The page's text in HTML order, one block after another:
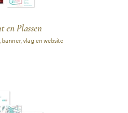
en Plassen
vlag en website